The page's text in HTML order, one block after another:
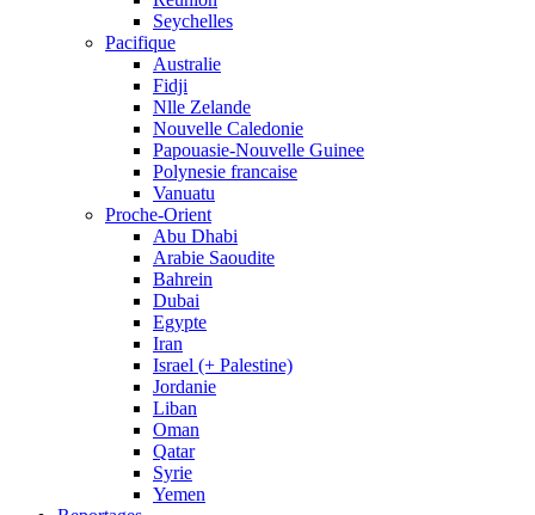
Seychelles
Pacifique
Australie
Fidji
Nlle Zelande
Nouvelle Caledonie
Papouasie-Nouvelle Guinee
Polynesie francaise
Vanuatu
Proche-Orient
Abu Dhabi
Arabie Saoudite
Bahrein
Dubai
Egypte
Iran
Israel (+ Palestine)
Jordanie
Liban
Oman
Qatar
Syrie
Yemen